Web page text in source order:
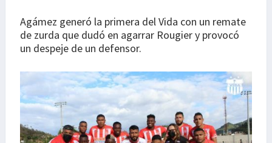
Agámez generó la primera del Vida con un remate
de zurda que dudó en agarrar Rougier y provocó
un despeje de un defensor.